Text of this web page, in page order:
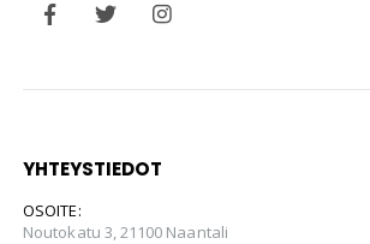
YHTEYSTIEDOT
OSOITE:
Noutokatu 3, 21100 Naantali